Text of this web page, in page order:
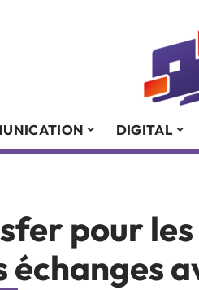
DIGITAL
pour les